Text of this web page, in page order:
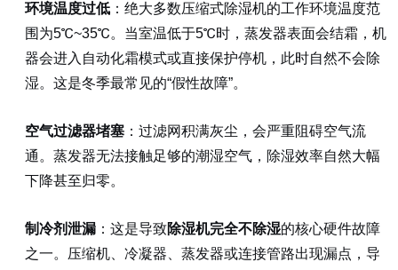
环境温度过低 ：绝大多数压缩式除湿机的工作环境温度范
围为5℃~35℃。当室温低于5℃时，蒸发器表面会结霜，机
器会进入自动化霜模式或直接保护停机，此时自然不会除
湿。这是冬季最常见的“假性故障”。
空气过滤器堵塞 ：过滤网积满灰尘，会严重阻碍空气流
通。蒸发器无法接触足够的潮湿空气，除湿效率自然大幅
下降甚至归零。
制冷剂泄漏 ：这是导致除湿机完全不除湿的核心硬件故障
之一。压缩机、冷凝器、蒸发器或连接管路出现漏点，导